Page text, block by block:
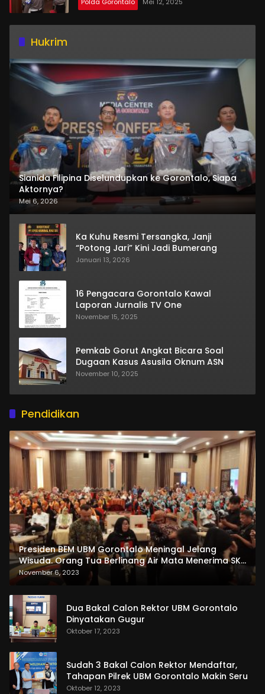
Hukrim
Sianida Filipina Diselundupkan ke Gorontalo, Siapa
Aktornya?
Mei 6, 2026
Ka Kuhu Resmi Tersangka, Janji
“Potong Jari” Kini Jadi Bumerang
Januari 13, 2026
16 Pengacara Gorontalo Kawal
Laporan Jurnalis TV One
November 15, 2025
Pemkab Gorut Angkat Bicara Soal
Dugaan Kasus Asusila Oknum ASN
November 10, 2025
Pendidikan
Presiden BEM UBM Gorontalo Meningal Jelang
Wisuda. Orang Tua Berlinang Air Mata Menerima SKL
dan Pemasangan Salempang
November 6, 2023
Dua Bakal Calon Rektor UBM Gorontalo
Dinyatakan Gugur
Oktober 17, 2023
Sudah 3 Bakal Calon Rektor Mendaftar,
Tahapan Pilrek UBM Gorontalo Makin Seru
Oktober 12, 2023